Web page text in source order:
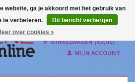
Nederlands
WINKELWAGEN (€0,00)
MIJN ACCOUNT
website, ga je akkoord met het gebruik van
te verbeteren.
Dit bericht verbergen
over cookies »